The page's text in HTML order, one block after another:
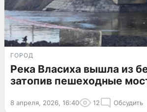
ГОРОД
Река Власиха вышла из
затопив пешеходные
8 апреля, 2026, 16:40 12 Обсудить